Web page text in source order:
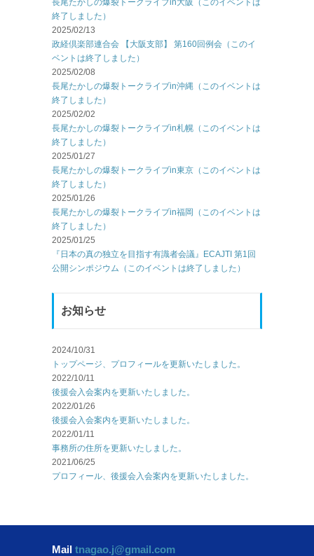
終了しました）
2025/02/13
政経倶楽部連合会 【大阪支部】 第160回例会（このイ
ベントは終了しました）
2025/02/08
長尾たかしの爆裂トークライブin沖縄（このイベントは
終了しました）
2025/02/02
長尾たかしの爆裂トークライブin札幌（このイベントは
終了しました）
2025/01/27
長尾たかしの爆裂トークライブin東京（このイベントは
終了しました）
2025/01/26
長尾たかしの爆裂トークライブin福岡（このイベントは
終了しました）
2025/01/25
『日本の真の独立を目指す有識者会議』ECAJTI 第1回
公開シンポジウム（このイベントは終了しました）
お知らせ
2024/10/31
トップページ、プロフィールを更新いたしました。
2022/10/11
後援会入会案内を更新いたしました。
2022/01/26
後援会入会案内を更新いたしました。
2022/01/11
事務所の住所を更新いたしました。
2021/06/25
プロフィール、後援会入会案内を更新いたしました。
Mail tnagao.j@gmail.com